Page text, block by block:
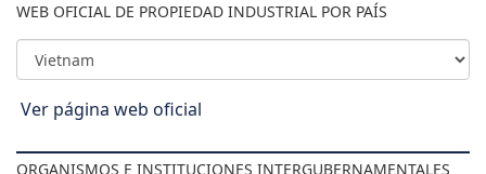
WEB OFICIAL DE PROPIEDAD INDUSTRIAL POR PAÍS
Ver página web oficial
ORGANISMOS E INSTITUCIONES INTERGUBERNAMENTALES